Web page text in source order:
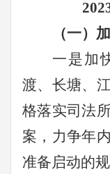
（一）
一是加
渡、长塘、
格落实司法
案 ， 力争年
准备启动的